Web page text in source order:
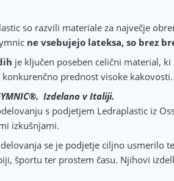
so razvili materiale za največje
ne vsebujejo lateksa, so brez
je ključen poseben celični material,
konkurenčno prednost visoke kakovosti.
Izdelano v Italiji.
s podjetjem Ledraplastic iz
izkušnjami.
delovanja se je podjetje ciljno
športu ter prostem času. Njihovi